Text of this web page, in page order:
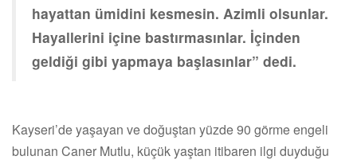
hayattan ümidini kesmesin. Azimli olsunlar.
Hayallerini içine bastırmasınlar. İçinden
geldiği gibi yapmaya başlasınlar” dedi.
Kayseri’de yaşayan ve doğuştan yüzde 90 görme engeli
bulunan Caner Mutlu, küçük yaştan itibaren ilgi duyduğu